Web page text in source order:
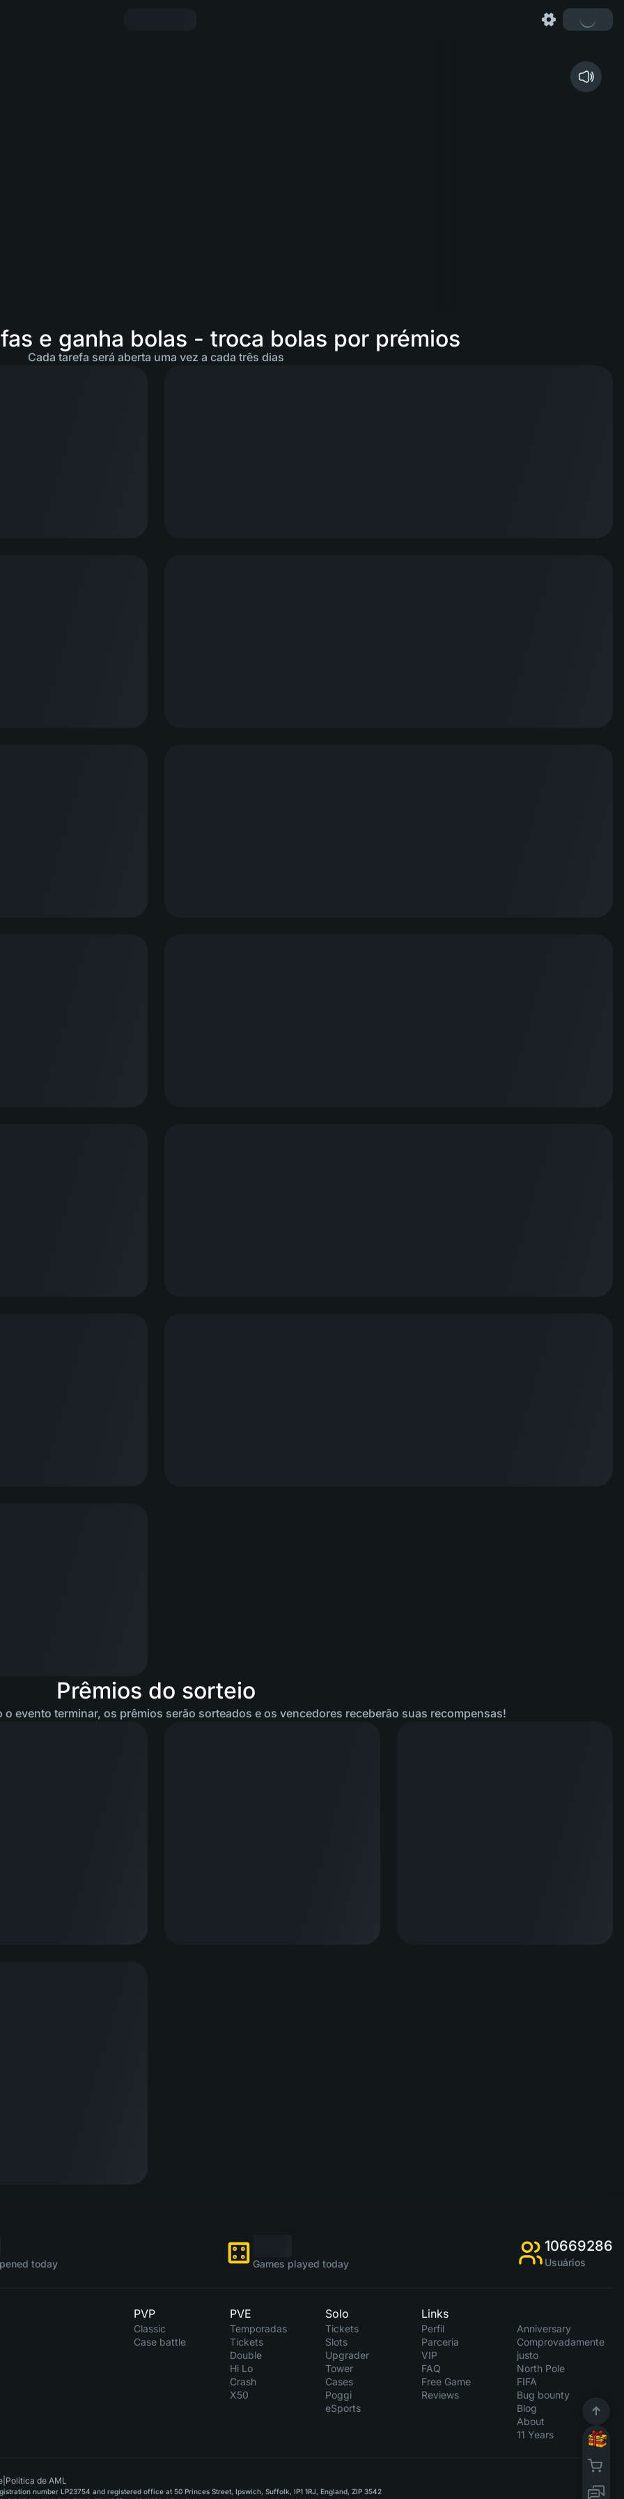
e ganha bolas - troca bolas por prémios
Cada tarefa será aberta uma vez a cada três dias
Prêmios do sorteio
evento terminar, os prêmios serão sorteados e os vencedores receberão suas recompensas!
today Games played today
10669286
Usuários
PVP
Classic
Case battle
PVE
Temporadas
Tickets
Double
Hi Lo
Crash
X50
Solo
Tickets
Slots
Upgrader
Tower
Cases
Poggi
eSports
Links
Perfil
Parceria
VIP
FAQ
Free Game
Reviews
Anniversary
Comprovadamente
justo
North Pole
FIFA
Bug bounty
Blog
About
11 Years
Política de AML
number LP23754 and registered office at 50 Princes Street, Ipswich, Suffolk, IP1 1RJ, England, ZIP 3542